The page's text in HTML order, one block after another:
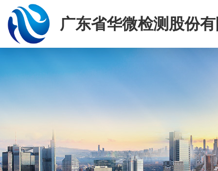
广东省华微检测股份